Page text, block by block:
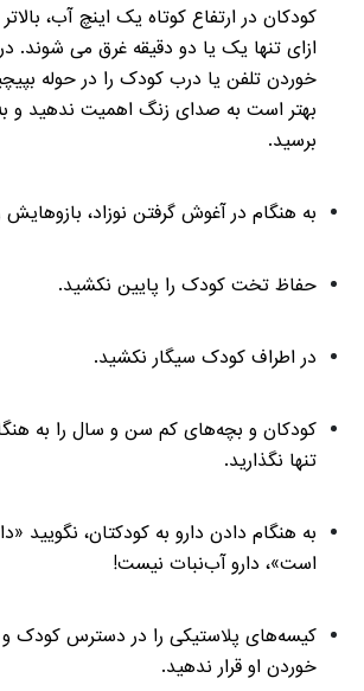
کودکان در ارتفاع کوتاه یک اینچ آب،
ازای تنها یک یا دو دقیقه غرق می شوند.
خوردن تلفن یا درب کودک را در حوله
بهتر است به صدای زنگ اهمیت ندهید و
برسید.
به هنگام در آغوش گرفتن نوزاد، بازوهایش
حفاظ تخت کودک را پایین نکشید.
در اطراف کودک سیگار نکشید.
کودکان و بچه‌های کم‌ سن‌ و سال را به
تنها نگذارید.
به هنگام دادن دارو به کودکتان، نگویید
است»، دارو آب‌نبات نیست!
کیسه‌های پلاستیکی را در دسترس کودک
خوردن او قرار ندهید.